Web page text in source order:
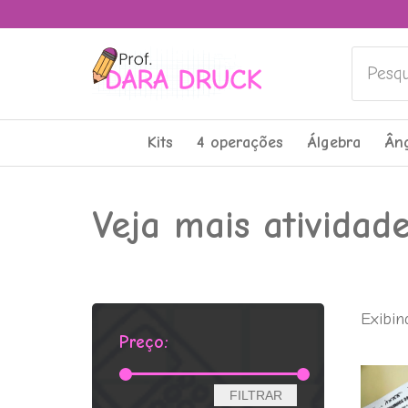
Kits 4 operações Álgebra
Veja mais
Preço:
FILTRAR